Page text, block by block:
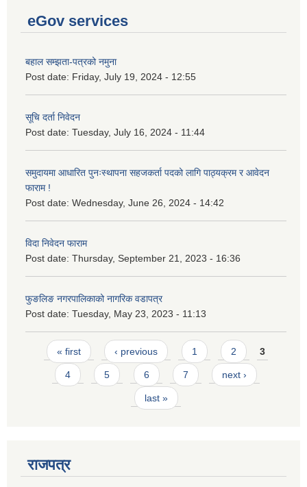
eGov services
बहाल सम्झता-पत्रको नमुना
Post date: Friday, July 19, 2024 - 12:55
सूचि दर्ता निवेदन
Post date: Tuesday, July 16, 2024 - 11:44
समुदायमा आधारित पुनःस्थापना सहजकर्ता पदको लागि पाठ्यक्रम र आवेदन
फाराम !
Post date: Wednesday, June 26, 2024 - 14:42
विदा निवेदन फाराम
Post date: Thursday, September 21, 2023 - 16:36
फुङलिङ नगरपालिकाको नागरिक वडापत्र
Post date: Tuesday, May 23, 2023 - 11:13
Pages
« first ‹ previous 1 2 3
4 5 6 7 next ›
last »
राजपत्र